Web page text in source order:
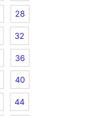
28
32
36
40
44